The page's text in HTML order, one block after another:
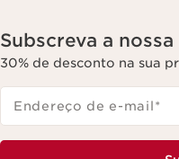
Subscreva a
30% de desconto na sua
Endereço de e-mail*